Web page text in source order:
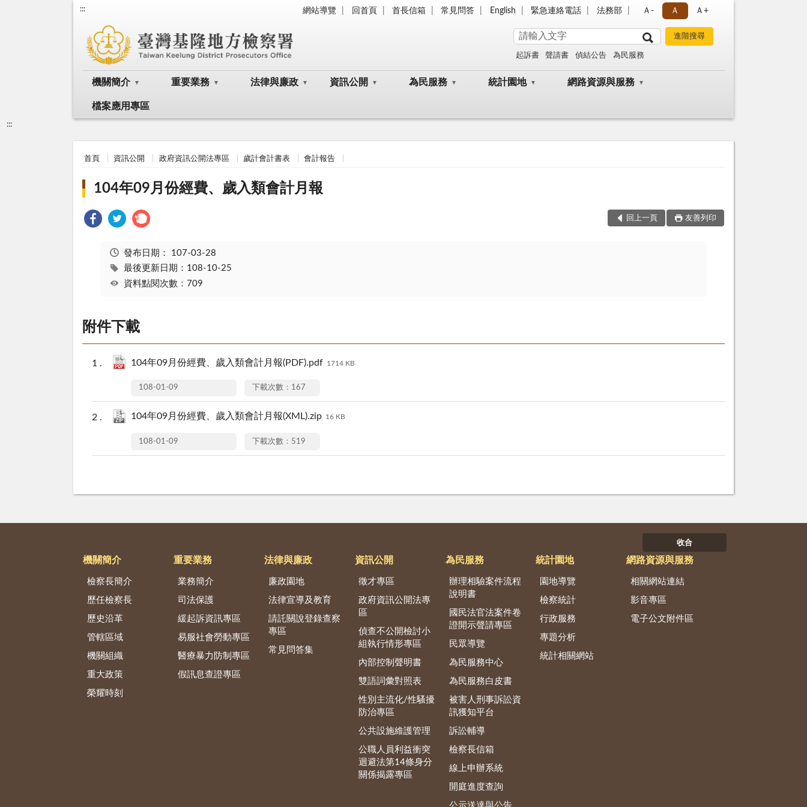
::: 網站導覽 回首頁 首長信箱 常見問答 English 緊急連絡電話 法務部 Ａ- Ａ Ａ+
起訴書 聲請書 偵結公告 為民服務
機關簡介 重要業務 法律與廉政 資訊公開 為民服務 統計園地 網路資源與服務
檔案應用專區
:::
首頁 資訊公開 政府資訊公開法專區 歲計會計書表 會計報告
104年09月份經費、歲入類會計月報
回上一頁 友善列印
發布日期： 107-03-28
最後更新日期：108-10-25
資料點閱次數：709
附件下載
104年09月份經費、歲入類會計月報(PDF).pdf 1714 KB
108-01-09 下載次數：167
104年09月份經費、歲入類會計月報(XML).zip 16 KB
108-01-09 下載次數：519
收合
機關簡介
檢察長簡介
歷任檢察長
歷史沿革
管轄區域
機關組織
重大政策
榮耀時刻
重要業務
業務簡介
司法保護
緩起訴資訊專區
易服社會勞動專區
醫療暴力防制專區
假訊息查證專區
法律與廉政
廉政園地
法律宣導及教育
請託關說登錄查察
專區
常見問答集
資訊公開
徵才專區
政府資訊公開法專
區
偵查不公開檢討小
組執行情形專區
內部控制聲明書
雙語詞彙對照表
性別主流化/性騷擾
防治專區
公共設施維護管理
公職人員利益衝突
迴避法第14條身分
關係揭露專區
為民服務
辦理相驗案件流程
說明書
國民法官法案件卷
證開示聲請專區
民眾導覽
為民服務中心
為民服務白皮書
被害人刑事訴訟資
訊獲知平台
訴訟輔導
檢察長信箱
線上申辦系統
開庭進度查詢
統計園地
園地導覽
檢察統計
行政服務
專題分析
統計相關網站
網路資源與服務
相關網站連結
影音專區
電子公文附件區